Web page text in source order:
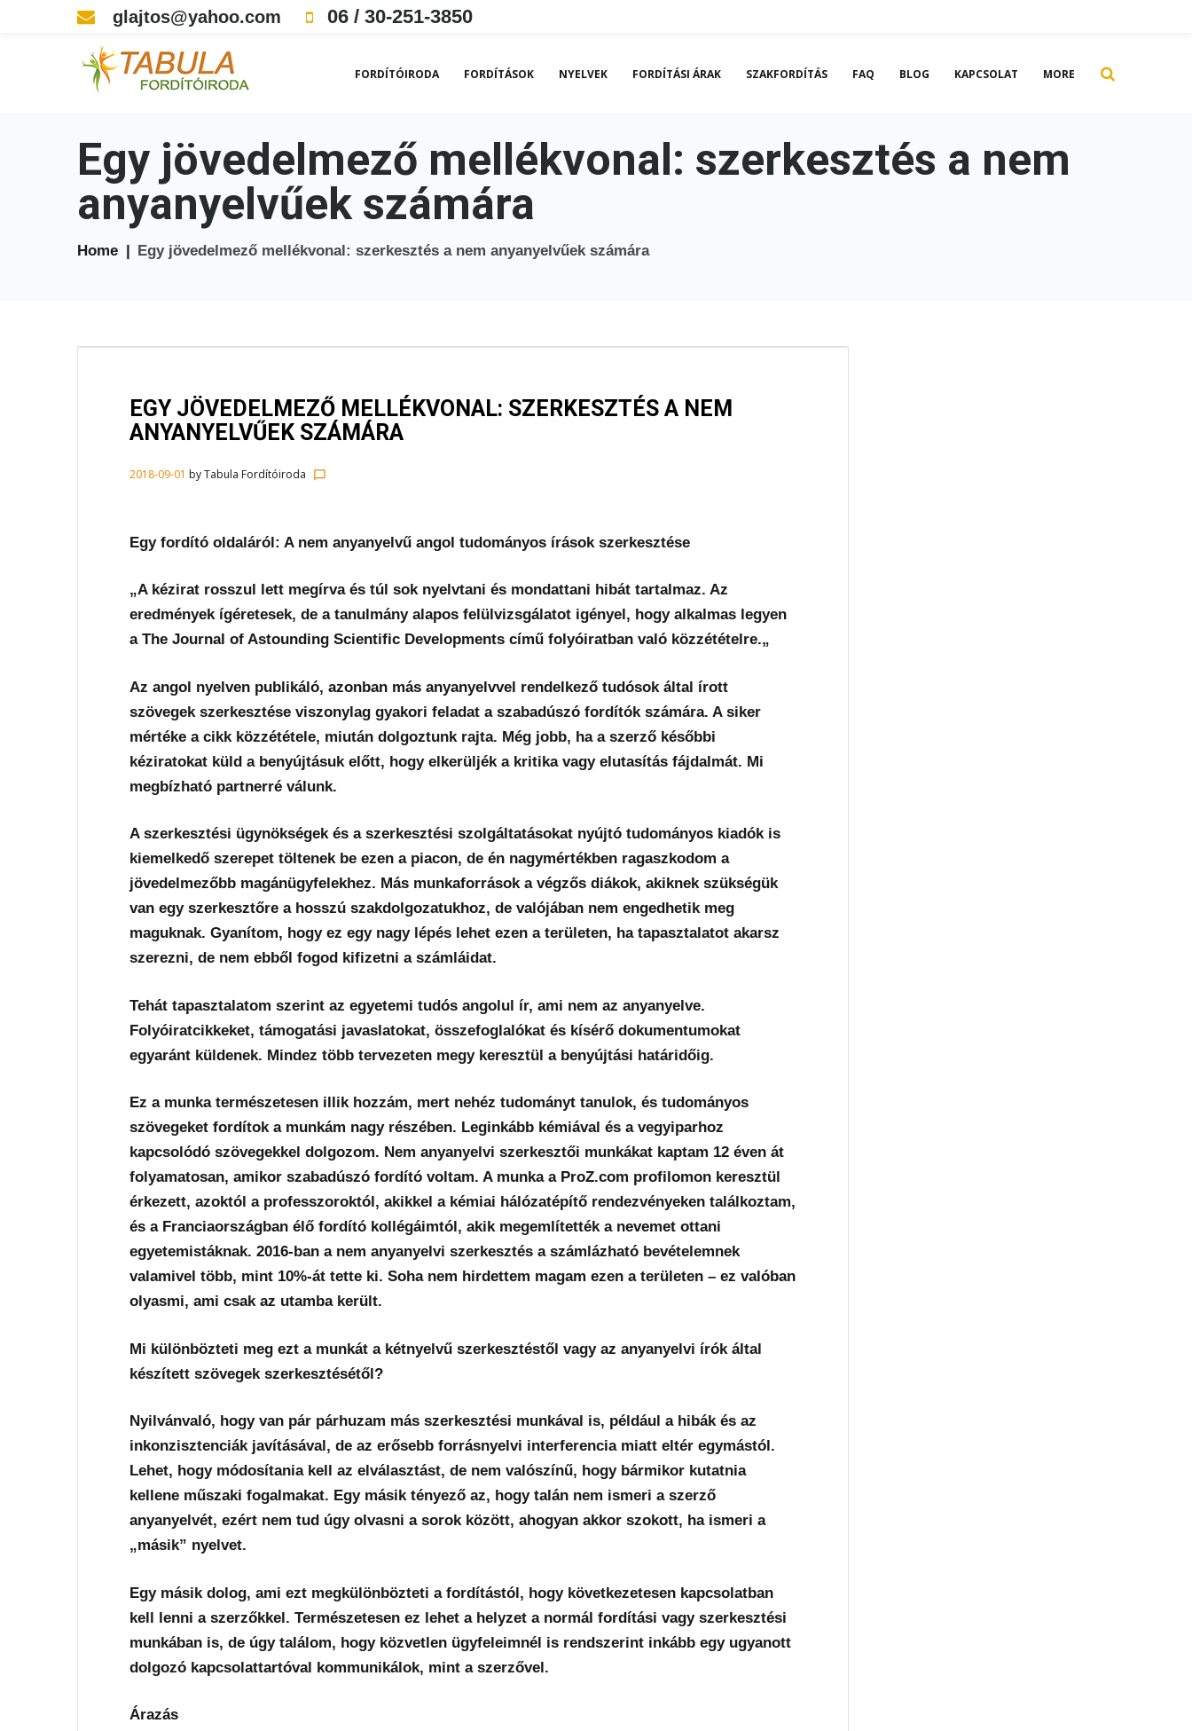
glajtos@yahoo.com 06 / 30-251-3850
FORDÍTÓIRODA FORDÍTÁSOK NYELVEK FORDÍTÁSI ÁRAK SZAKFORDÍTÁS FAQ BLOG KAPCSOLAT MORE
Egy jövedelmező mellékvonal: szerkesztés a nem
anyanyelvűek számára
Home Egy jövedelmező mellékvonal: szerkesztés a nem anyanyelvűek számára
EGY JÖVEDELMEZŐ MELLÉKVONAL: SZERKESZTÉS A NEM
ANYANYELVŰEK SZÁMÁRA
2018-09-01 byTabula Fordítóiroda chat_bubble_outline
Egy fordító oldaláról: A nem anyanyelvű angol tudományos írások szerkesztése
„A kézirat rosszul lett megírva és túl sok nyelvtani és mondattani hibát tartalmaz. Az
eredmények ígéretesek, de a tanulmány alapos felülvizsgálatot igényel, hogy alkalmas legyen
a The Journal of Astounding Scientific Developments című folyóiratban való közzétételre.„
Az angol nyelven publikáló, azonban más anyanyelvvel rendelkező tudósok által írott
szövegek szerkesztése viszonylag gyakori feladat a szabadúszó fordítók számára. A siker
mértéke a cikk közzététele, miután dolgoztunk rajta. Még jobb, ha a szerző későbbi
kéziratokat küld a benyújtásuk előtt, hogy elkerüljék a kritika vagy elutasítás fájdalmát. Mi
megbízható partnerré válunk.
A szerkesztési ügynökségek és a szerkesztési szolgáltatásokat nyújtó tudományos kiadók is
kiemelkedő szerepet töltenek be ezen a piacon, de én nagymértékben ragaszkodom a
jövedelmezőbb magánügyfelekhez. Más munkaforrások a végzős diákok, akiknek szükségük
van egy szerkesztőre a hosszú szakdolgozatukhoz, de valójában nem engedhetik meg
maguknak. Gyanítom, hogy ez egy nagy lépés lehet ezen a területen, ha tapasztalatot akarsz
szerezni, de nem ebből fogod kifizetni a számláidat.
Tehát tapasztalatom szerint az egyetemi tudós angolul ír, ami nem az anyanyelve.
Folyóiratcikkeket, támogatási javaslatokat, összefoglalókat és kísérő dokumentumokat
egyaránt küldenek. Mindez több tervezeten megy keresztül a benyújtási határidőig.
Ez a munka természetesen illik hozzám, mert nehéz tudományt tanulok, és tudományos
szövegeket fordítok a munkám nagy részében. Leginkább kémiával és a vegyiparhoz
kapcsolódó szövegekkel dolgozom. Nem anyanyelvi szerkesztői munkákat kaptam 12 éven át
folyamatosan, amikor szabadúszó fordító voltam. A munka a ProZ.com profilomon keresztül
érkezett, azoktól a professzoroktól, akikkel a kémiai hálózatépítő rendezvényeken találkoztam,
és a Franciaországban élő fordító kollégáimtól, akik megemlítették a nevemet ottani
egyetemistáknak. 2016-ban a nem anyanyelvi szerkesztés a számlázható bevételemnek
valamivel több, mint 10%-át tette ki. Soha nem hirdettem magam ezen a területen – ez valóban
olyasmi, ami csak az utamba került.
Mi különbözteti meg ezt a munkát a kétnyelvű szerkesztéstől vagy az anyanyelvi írók által
készített szövegek szerkesztésétől?
Nyilvánvaló, hogy van pár párhuzam más szerkesztési munkával is, például a hibák és az
inkonzisztenciák javításával, de az erősebb forrásnyelvi interferencia miatt eltér egymástól.
Lehet, hogy módosítania kell az elválasztást, de nem valószínű, hogy bármikor kutatnia
kellene műszaki fogalmakat. Egy másik tényező az, hogy talán nem ismeri a szerző
anyanyelvét, ezért nem tud úgy olvasni a sorok között, ahogyan akkor szokott, ha ismeri a
„másik” nyelvet.
Egy másik dolog, ami ezt megkülönbözteti a fordítástól, hogy következetesen kapcsolatban
kell lenni a szerzőkkel. Természetesen ez lehet a helyzet a normál fordítási vagy szerkesztési
munkában is, de úgy találom, hogy közvetlen ügyfeleimnél is rendszerint inkább egy ugyanott
dolgozó kapcsolattartóval kommunikálok, mint a szerzővel.
Árazás